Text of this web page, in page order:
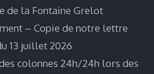
de la Fontaine Grelot
– Copie de notre lettre
13 juillet 2026
colonnes 24h/24h lors des